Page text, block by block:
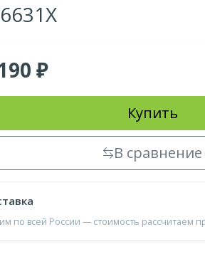
Купить
В сравнение
по всей России — стоимость рассчитаем